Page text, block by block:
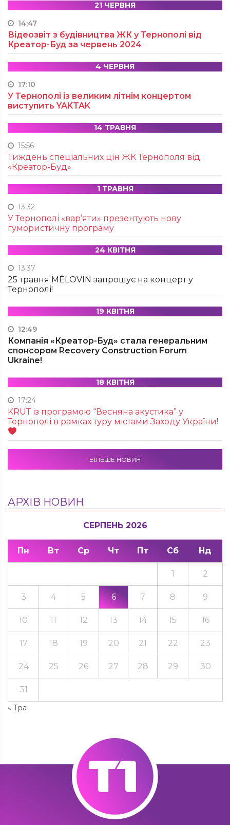
21 ЧЕРВНЯ
14:47
Відеозвіт з будівництва ЖК у Тернополі від
Креатор-Буд за червень 2024
4 ЧЕРВНЯ
17:10
У Тернополі із великим літнім концертом
виступить YAKTAK
14 ТРАВНЯ
15:56
Тиждень спеціальних цін ЖК Тернополя від
«Креатор-Буд»
1 ТРАВНЯ
13:32
У Тернополі «вар’яти» презентують нову
гумористичну програму
24 КВІТНЯ
13:37
25 травня MÉLOVIN запрошує на концерт у
Тернополі!
19 КВІТНЯ
12:49
Компанія «Креатор-Буд» стала генеральним
спонсором Recovery Construction Forum
Ukraine!
18 КВІТНЯ
17:24
KRUТ із програмою “Весняна акустика” у
Тернополі в рамках туру містами Заходу України!
БІЛЬШЕ НОВИН
АРХІВ НОВИН
СЕРПЕНЬ 2026
Пн Вт Ср Чт Пт Сб Нд
« Тра
1 2
3 4 5 6 7 8 9
10 11 12 13 14 15 16
17 18 19 20 21 22 23
24 25 26 27 28 29 30
31